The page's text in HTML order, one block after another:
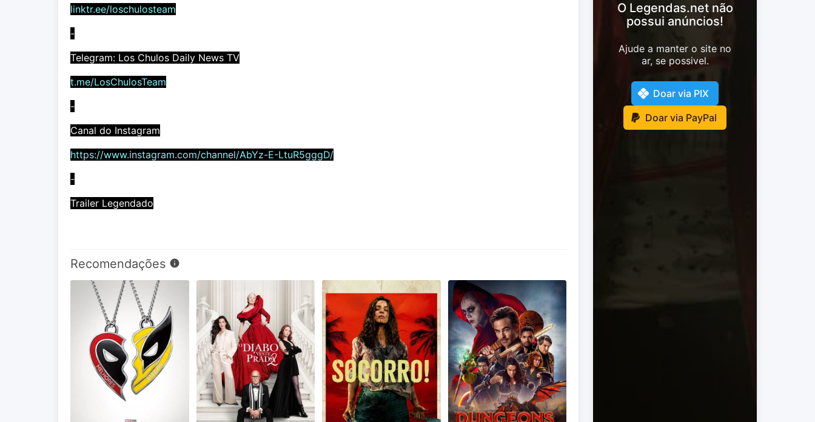
linktr.ee/loschulosteam
-
Telegram: Los Chulos Daily News TV
t.me/LosChulosTeam
-
Canal do Instagram
https://www.instagram.com/channel/AbYz-E-LtuR5gggD/
-
Trailer Legendado
Recomendações
O Legendas.net não
possui anúncios!
Ajude a manter o site no
ar, se possivel.
Doar via PIX
Doar via PayPal